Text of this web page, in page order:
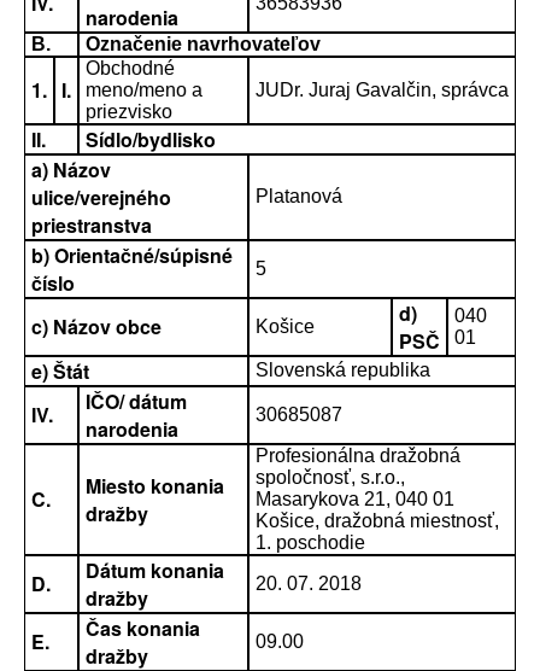
narodenia
B.
Označenie navrhovateľov
1. I.
Obchodné
meno/meno a
priezvisko
JUDr. Juraj Gavalčin, správca
II.
Sídlo/bydlisko
a) Názov
ulice/verejného
priestranstva
Platanová
b) Orientačné/súpisné
číslo
5
c) Názov obce Košice
d)
PSČ
040
01
e) Štát Slovenská republika
IV.
IČO/ dátum
narodenia
30685087
C.
Miesto konania
dražby
Profesionálna dražobná
spoločnosť, s.r.o.,
Masarykova 21, 040 01
Košice, dražobná miestnosť,
1. poschodie
D.
Dátum konania
dražby
20. 07. 2018
E.
Čas konania
dražby
09.00